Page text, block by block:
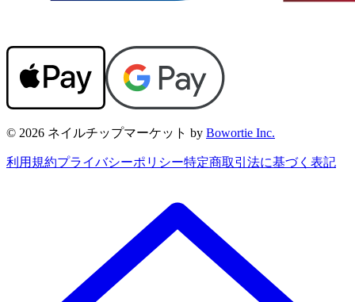
© 2026 ネイルチップマーケット by Bowortie Inc.
利用規約プライバシーポリシー特定商取引法に基づく表記